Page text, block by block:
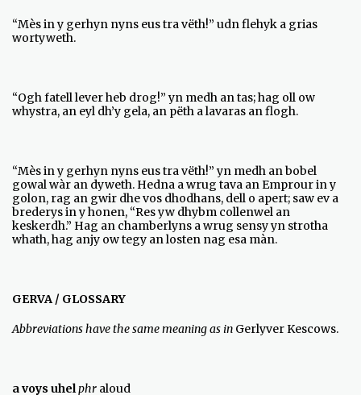
“Mès in y gerhyn nyns eus tra vëth!” udn flehyk a grias
wortyweth.
“Ogh fatell lever heb drog!” yn medh an tas; hag oll ow
whystra, an eyl dh’y gela, an pëth a lavaras an flogh.
“Mès in y gerhyn nyns eus tra vëth!” yn medh an bobel
gowal wàr an dyweth. Hedna a wrug tava an Emprour in y
golon, rag an gwir dhe vos dhodhans, dell o apert; saw ev a
brederys in y honen, “Res yw dhybm collenwel an
keskerdh.” Hag an chamberlyns a wrug sensy yn strotha
whath, hag anjy ow tegy an losten nag esa màn.
GERVA / GLOSSARY
Abbreviations have the same meaning as in Gerlyver Kescows.
a voys uhelphr aloud